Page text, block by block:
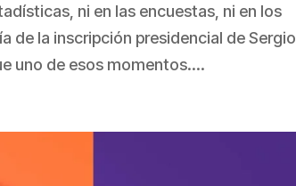
ni en las encuestas, ni en los
de la inscripción presidencial de Sergio
uno de esos momentos....